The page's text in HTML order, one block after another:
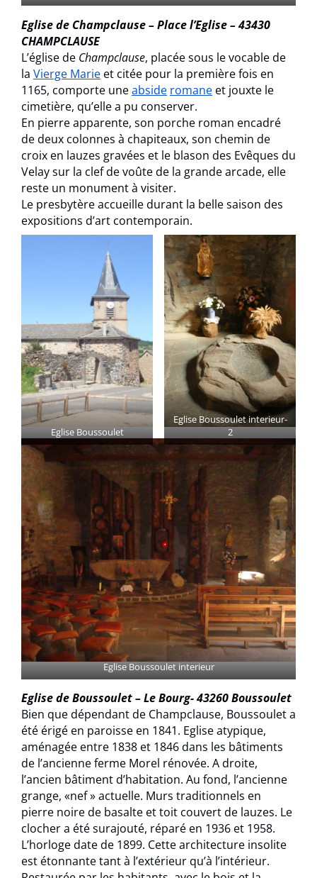
Eglise de Champclause – Place l’Eglise – 43430
CHAMPCLAUSE
L’église de Champclause, placée sous le vocable de
la Vierge Marie et citée pour la première fois en
1165, comporte uneabside romane et jouxte le
cimetière, qu’elle a pu conserver.
En pierre apparente, son porche roman encadré
de deux colonnes à chapiteaux, son chemin de
croix en lauzes gravées et le blason des Evêques du
Velay sur la clef de voûte de la grande arcade, elle
reste un monument à visiter.
Le presbytère accueille durant la belle saison des
expositions d’art contemporain.
Eglise Boussoulet
Eglise Boussoulet interieur-
2
Eglise Boussoulet interieur
Eglise de Boussoulet – Le Bourg- 43260 Boussoulet
Bien que dépendant de Champclause, Boussoulet a
été érigé en paroisse en 1841. Eglise atypique,
aménagée entre 1838 et 1846 dans les bâtiments
de l’ancienne ferme Morel rénovée. A droite,
l’ancien bâtiment d’habitation. Au fond, l’ancienne
grange, «nef » actuelle. Murs traditionnels en
pierre noire de basalte et toit couvert de lauzes. Le
clocher a été surajouté, réparé en 1936 et 1958.
L’horloge date de 1899. Cette architecture insolite
est étonnante tant à l’extérieur qu’à l’intérieur.